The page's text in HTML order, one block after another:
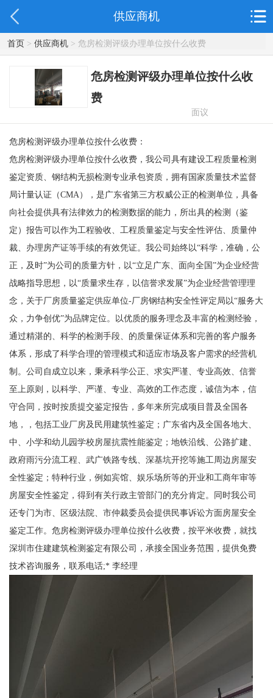
供应商机
首页> 供应商机> 危房检测评级办理单位按什么收费
危房检测评级办理单位按什么收
费
面议
危房检测评级办理单位按什么收费：
危房检测评级办理单位按什么收费， 我公司具有建设工程质量检测
鉴定资质、钢结构无损检测专业承包资质，拥有国家质量技术监督
局计量认证（CMA），是广东省第三方权威公正的检测单位，具备
向社会提供具有法律效力的检测数据的能力，所出具的检测（鉴
定）报告可以作为工程验收、工程质量鉴定与安全性评估、质量仲
裁、办理房产证等手续的有效凭证。我公司始终以“科学，准确，公
正，及时”为公司的质量方针，以“立足广东、面向全国”为企业经营
战略指导思想，以“质量求生存，以信誉求发展”为企业经营管理理
念，关于厂房质量鉴定供应单位-厂房钢结构安全性评定局以“服务大
众，力争创优”为品牌定位。以优质的服务理念及丰富的检测经验，
通过精湛的、科学的检测手段、 的质量保证体系和完善的客户服务
体系，形成了科学合理的管理模式和适应市场及客户需求的经营机
制。公司自成立以来，秉承科学公正、求实严谨、专业高效、信誉
至上原则，以科学、严谨、专业、高效的工作态度，诚信为本，信
守合同，按时按质提交鉴定报告，多年来所完成项目普及全国各
地，，包括工业厂房及民用建筑性鉴定；广东省内及全国各地大、
中、小学和幼儿园学校房屋抗震性能鉴定；地铁沿线、公路扩建、
政府雨污分流工程、武广铁路专线、深基坑开挖等施工周边房屋安
全性鉴定；特种行业，例如宾馆、娱乐场所等的开业和工商年审等
房屋安全性鉴定，得到有关行政主管部门的充分肯定。同时我公司
还专门为市、区级法院、市仲裁委员会提供民事诉讼方面房屋安全
鉴定工作。 危房检测评级办理单位按什么收费，按平米收费，就找
深圳市住建建筑检测鉴定有限公司，承接全国业务范围，提供免费
技术咨询服务，联系电话;* 李经理